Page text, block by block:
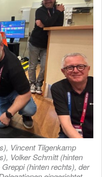
Vincent Tilgenkamp
Volker Schmitt (hinten
(hinten rechts), der